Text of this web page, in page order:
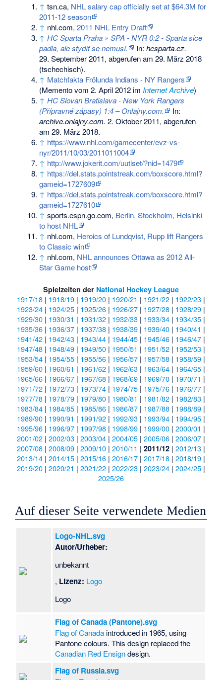
↑ tsn.ca, NHL salary cap officially set at $64.3M for
2011-12 season
↑ nhl.com,2011 NHL Entry Draft
↑ HC Sparta Praha » SPA - NYR 0:2 - Sparta sice
padla, ale stydìt se nemusí.
In:hcsparta.cz.
29. September 2011, abgerufen am 29. März 2018
(tschechisch).
↑ Matchfakta Frölunda Indians - NY Rangers
(Mementovom 2. April 2012 im Internet Archive)
↑ HC Slovan Bratislava - New York Rangers
(Přípravné zápasy) 1:4 – Onlajny.com.
In:
archive.onlajny.com. 2. Oktober 2011, abgerufen
am 29. März 2018.
↑ https://www.nhl.com/gamecenter/evz-vs-
nyr/2011/10/03/2011011004
↑ http://www.jokerit.com/uutiset/?nid=1479
↑ https://del.stats.pointstreak.com/boxscore.html?
gameid=1727609
↑ https://del.stats.pointstreak.com/boxscore.html?
gameid=1727610
↑ sports.espn.go.com, Berlin, Stockholm, Helsinki
to host NHL
↑ nhl.com, Heroics of Lundqvist, Rupp lift Rangers
to Classic win
↑ nhl.com, NHL announces Ottawa as 2012 All-
Star Game host
Spielzeiten der National Hockey League
1917/18 | 1918/19 | 1919/20 | 1920/21 | 1921/22 | 1922/23 |
1923/24 | 1924/25 | 1925/26 | 1926/27 | 1927/28 | 1928/29 |
1929/30 | 1930/31 | 1931/32 | 1932/33 | 1933/34 | 1934/35 |
1935/36 | 1936/37 | 1937/38 | 1938/39 | 1939/40 | 1940/41 |
1941/42 | 1942/43 | 1943/44 | 1944/45 | 1945/46 | 1946/47 |
1947/48 | 1948/49 | 1949/50 | 1950/51 | 1951/52 | 1952/53 |
1953/54 | 1954/55 | 1955/56 | 1956/57 | 1957/58 | 1958/59 |
1959/60 | 1960/61 | 1961/62 | 1962/63 | 1963/64 | 1964/65 |
1965/66 | 1966/67 | 1967/68 | 1968/69 | 1969/70 | 1970/71 |
1971/72 | 1972/73 | 1973/74 | 1974/75 | 1975/76 | 1976/77 |
1977/78 | 1978/79 | 1979/80 | 1980/81 | 1981/82 | 1982/83 |
1983/84 | 1984/85 | 1985/86 | 1986/87 | 1987/88 | 1988/89 |
1989/90 | 1990/91 | 1991/92 | 1992/93 | 1993/94 | 1994/95 |
1995/96 | 1996/97 | 1997/98 | 1998/99 | 1999/00 | 2000/01 |
2001/02 | 2002/03 | 2003/04 | 2004/05 | 2005/06 | 2006/07 |
2007/08 | 2008/09 | 2009/10 | 2010/11 | 2011/12 | 2012/13 |
2013/14 | 2014/15 | 2015/16 | 2016/17 | 2017/18 | 2018/19 |
2019/20 | 2020/21 | 2021/22 | 2022/23 | 2023/24 | 2024/25 |
2025/26
Auf dieser Seite verwendete Medien
Logo-NHL.svg
Autor/Urheber:
unbekannt
, Lizenz: Logo
Logo
Flag of Canada (Pantone).svg
Flag of Canada introduced in 1965, using
Pantone colours. This design replaced the
Canadian Red Ensigndesign.
Flag of Russia.svg